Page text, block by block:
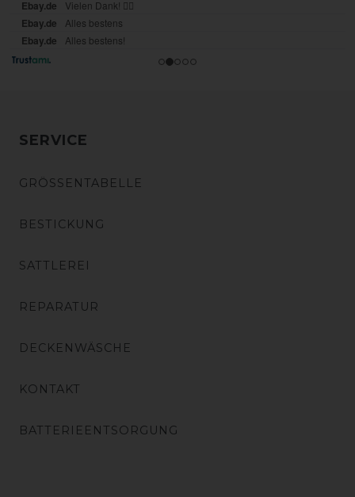
SERVICE
GRÖSSENTABELLE
BESTICKUNG
SATTLEREI
REPARATUR
DECKENWÄSCHE
KONTAKT
BATTERIEENTSORGUNG